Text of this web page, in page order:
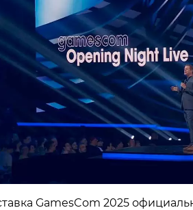
GamesCom 2025